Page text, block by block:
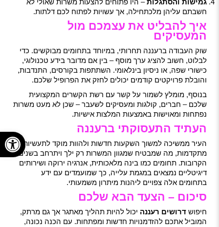
גמישות והסתגלות– היו פתוחים להצעות משרות שאולי לא
חשבתם עליהן מלכתחילה, אך עשויות לפתוח לכם דלתות.
איך להבליט את עצמכם מול
המעסיקים
שוק העבודה ברעננה תחרותי, במיוחד בתחומים מבוקשים. כדי
לבלוט, חשוב להציג ערך מוסף – בין אם מדובר בידע טכנולוגי,
כישורי שפה, או ניסיון בינלאומי. השתתפות בקורסים, התנדבות,
והובלת פרויקטים קודמים יכולים לחזק את הפרופיל שלכם.
בנוסף, מומלץ לשמור על קשר עם רשת הקשרים המקצועית
שלכם – חברים, קולגות ומעסיקים לשעבר – שכן לא מעט משרות
נפתחות ומאוישות באמצעות המלצות אישיות.
העתיד התעסוקתי ברעננה
העיר ממשיכה למשוך השקעות חדשות ולהוות מוקד לתעשיות
מתקדמות, מה שמבטיח שמגוון המשרות רק ילך ויתרחב בשנים
הקרובות. תחומים כמו בינה מלאכותית, אנרגיה ירוקה ושירותים
דיגיטליים נמצאים במגמת עלייה, כך שמועמדים עם ידע
בתחומים אלה צפויים ליהנות מיתרון משמעותי.
סיכום – הצעד הבא שלכם
חיפוש דרושים רעננה יכול להיות תהליך מאתגר אך גם מרתק,
המוביל אתכם להזדמנויות חדשות ומפתחות. עם הכנה נכונה,